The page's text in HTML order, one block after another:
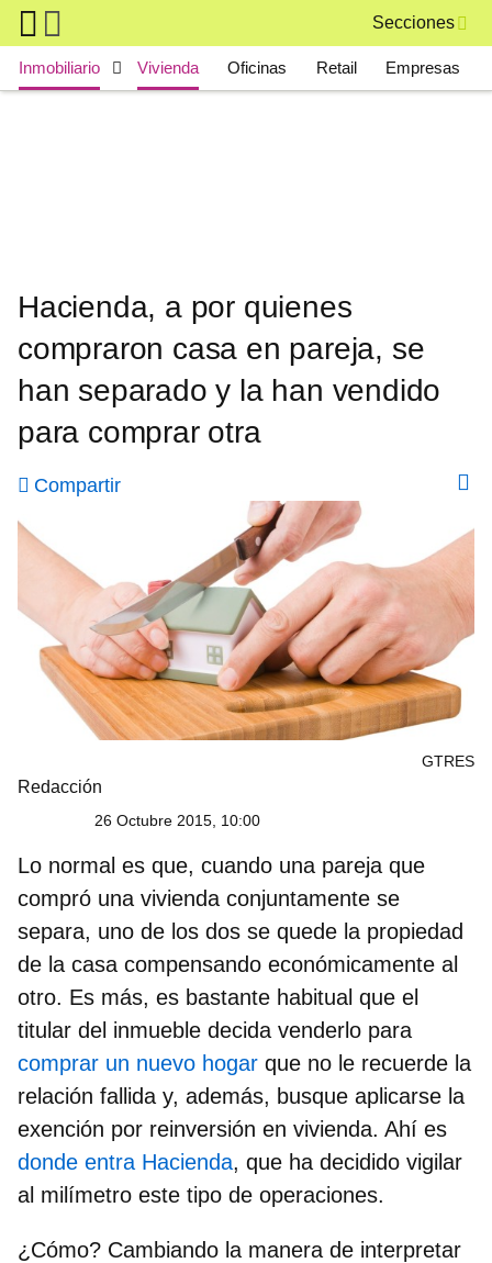
Skip to main content
Secciones
Main navigation
Inmobiliario Vivienda Oficinas Retail Empresas
Hacienda, a por quienes
compraron casa en pareja, se
han separado y la han vendido
para comprar otra
Compartir
GTRES
Redacción
26 Octubre 2015, 10:00
Lo normal es que, cuando una pareja que
compró una vivienda conjuntamente se
separa, uno de los dos se quede la propiedad
de la casa compensando económicamente al
otro. Es más, es bastante habitual que el
titular del inmueble decida venderlo para
comprar un nuevo hogar que no le recuerde la
relación fallida y, además, busque aplicarse la
exención por reinversión en vivienda. Ahí es
donde entra Hacienda, que ha decidido vigilar
al milímetro este tipo de operaciones.
¿Cómo? Cambiando la manera de interpretar